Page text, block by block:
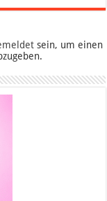
sein, um einen